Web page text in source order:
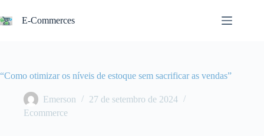
para
o
E-Commerces
“Como otimizar os níveis de estoque sem sacrificar as vendas”
Emerson
27 de setembro de 2024
Ecommerce